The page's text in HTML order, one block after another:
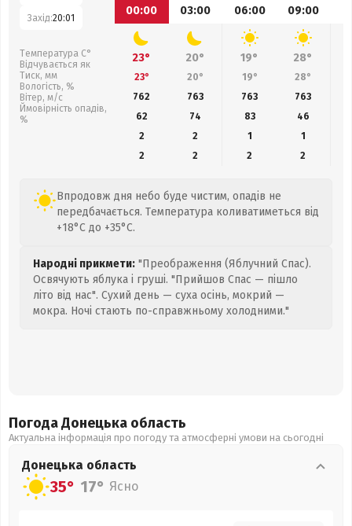
Захід:20:01
Температура С°
Відчувається як
Тиск, мм
Вологість, %
Вітер, м/с
Ймовірність опадів,
%
00:00
03:00 06:00 09:00
23° 20° 19° 28°
23° 20° 19° 28°
762
763 763 763
62
74 83 46
2
2 1
1
2
2 2 2
Впродовж дня небо буде чистим, опадів не
передбачається. Температура коливатиметься від
+18°C до +35°C.
Народні прикмети: "Преображення (Яблучний Спас).
Освячують яблука і груші. "Прийшов Спас — пішло
літо від нас". Сухий день — суха осінь, мокрий —
мокра. Ночі стають по-справжньому холодними."
Погода Донецька область
Актуальна інформація про погоду та атмосферні умови на сьогодні
Донецька область
35° 17° Ясно